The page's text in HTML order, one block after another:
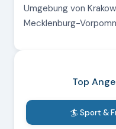
Umgebung von
Mecklenburg-
Top
🏄 Sport &